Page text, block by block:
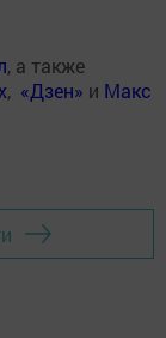
, а также
, «Дзен» и Макс